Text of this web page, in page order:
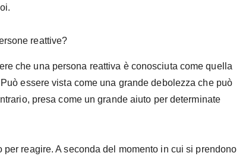
reattive?
che una persona reattiva è conosciuta come quella
essere vista come una grande debolezza che può
presa come un grande aiuto per determinate
reagire. A seconda del momento in cui si prendono